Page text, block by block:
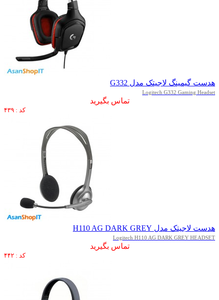
هدست گیمینگ لاجیتک مدل G332
Logitech G332 Gaming Headset
تماس بگیرید
کد : ۴۳۹
هدست لاجیتک مدل H110 AG DARK GREY
Logitech H110 AG DARK GREY HEADSET
تماس بگیرید
کد : ۴۴۲